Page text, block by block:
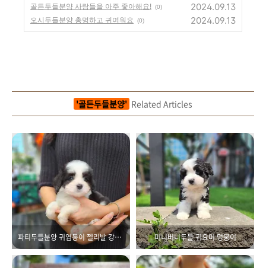
골든두들분양 사람들을 아주 좋아해요! (0) 2024.09.13
오시두들분양 총명하고 귀여워요 (0) 2024.09.13
'골든두들분양' Related Articles
파티두들분양 귀염둥이 젤리발 강아지 미니버니두들 귀요미 멍뭉이